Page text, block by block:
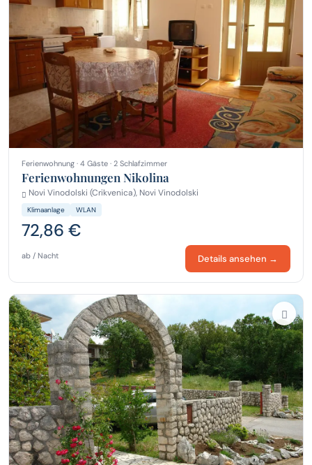
Ferienwohnung · 4 Gäste · 2 Schlafzimmer
Ferienwohnungen Nikolina
Novi Vinodolski (Crikvenica), Novi Vinodolski
Klimaanlage WLAN
72,86 €
ab / Nacht Details ansehen →